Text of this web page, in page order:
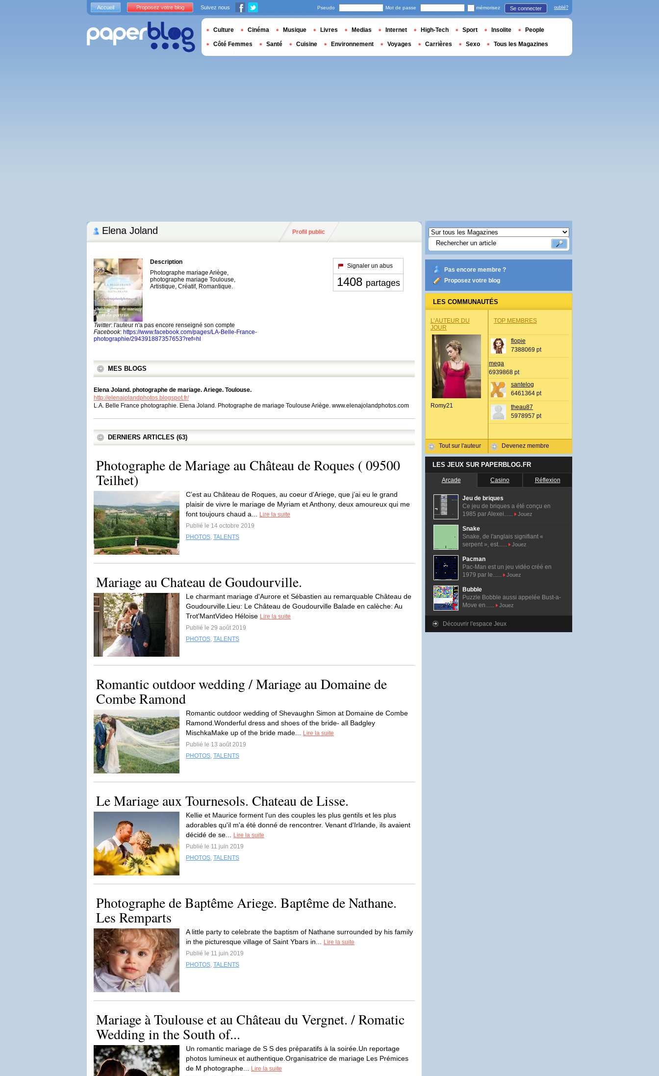
Elena Joland Profil public
Description
Photographe mariage Ariège,
photographe mariage Toulouse,
Artistique, Créatif, Romantique.
Twitter: l'auteur n'a pas encore renseigné son compte
Facebook: https://www.facebook.com/pages/LA-Belle-France-
photographie/294391887357653?ref=hl
Signaler un abus
1408 partages
MES BLOGS
Elena Joland. photographe de mariage. Ariege. Toulouse.
http://elenajolandphotos.blogspot.fr/
L.A. Belle France photographie. Elena Joland. Photographe de mariage Toulouse Ariège. www.elenajolandphotos.com
DERNIERS ARTICLES (63)
Photographe de Mariage au Château de Roques ( 09500
Teilhet)
C’est au Château de Roques, au coeur d'Ariege, que j’ai eu le grand
plaisir de vivre le mariage de Myriam et Anthony, deux amoureux qui me
font toujours chaud a...
Lire la suite
Publié le 14 octobre 2019
PHOTOS, TALENTS
Mariage au Chateau de Goudourville.
Le charmant mariage d'Aurore et Sébastien au remarquable Château de
Goudourville.Lieu: Le Château de Goudourville Balade en calèche: Au
Trot'MantVideo Héloise Lire la suite
Publié le 29 août 2019
PHOTOS, TALENTS
Romantic outdoor wedding / Mariage au Domaine de
Combe Ramond
Romantic outdoor wedding of Shevaughn Simon at Domaine de Combe
Ramond.Wonderful dress and shoes of the bride- all Badgley
MischkaMake up of the bride made...
Lire la suite
Publié le 13 août 2019
PHOTOS, TALENTS
Le Mariage aux Tournesols. Chateau de Lisse.
Kellie et Maurice forment l'un des couples les plus gentils et les plus
adorables qu'il m'a été donné de rencontrer. Venant d'Irlande, ils avaient
décidé de se...
Lire la suite
Publié le 11 juin 2019
PHOTOS, TALENTS
Photographe de Baptême Ariege. Baptême de Nathane.
Les Remparts
A little party to celebrate the baptism of Nathane surrounded by his family
in the picturesque village of Saint Ybars in...
Lire la suite
Publié le 11 juin 2019
PHOTOS, TALENTS
Mariage à Toulouse et au Château du Vergnet. / Romatic
Wedding in the South of...
Un romantic mariage de S S des préparatifs à la soirée.Un reportage
photos lumineux et authentique.Organisatrice de mariage Les Prémices
de M photographe...
Lire la suite
Pas encore membre ?
Proposez votre blog
LES COMMUNAUTÉS
L’AUTEUR DU
JOUR
Romy21
Tout sur l'auteur
TOP MEMBRES
flopie
7388069 pt
mega
6939868 pt
santelog
6461364 pt
theau87
5978957 pt
Devenez membre
LES JEUX SUR PAPERBLOG.FR
Arcade Casino Réflexion
Jeu de briques
Ce jeu de briques a été conçu en
1985 par Alexei......
Jouez
Snake
Snake, de l'anglais signifiant «
serpent », est......
Jouez
Pacman
Pac-Man est un jeu vidéo créé en
1979 par le......
Jouez
Bubble
Puzzle Bobble aussi appelée Bust-a-
Move en......
Jouez
Découvrir l'espace Jeux
Accueil Proposez votre blog Suivez nous Pseudo Mot de passe mémorisez Se connecter oublié?
Culture Cinéma Musique Livres Medias Internet High-Tech Sport Insolite People
Côté Femmes Santé Cuisine Environnement Voyages Carrières Sexo Tous les Magazines